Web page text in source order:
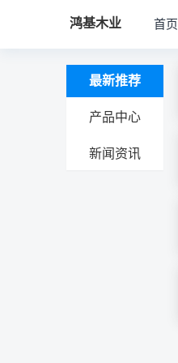
鸿基木业 首页
最新推荐
产品中心
新闻资讯